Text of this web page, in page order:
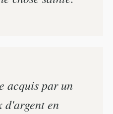
acquis par un
en